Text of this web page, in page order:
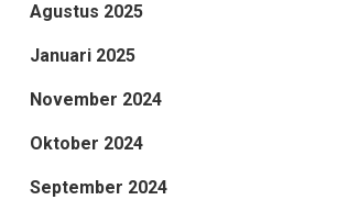
Agustus 2025
Januari 2025
November 2024
Oktober 2024
September 2024